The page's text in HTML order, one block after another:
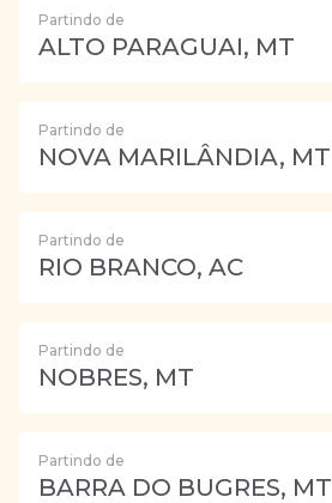
Partindo de
ALTO PARAGUAI, MT
Partindo de
NOVA MARILÂNDIA, MT
Partindo de
RIO BRANCO, AC
Partindo de
NOBRES, MT
Partindo de
BARRA DO BUGRES, MT